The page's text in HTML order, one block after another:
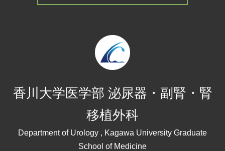
香川大学医学部 泌尿器・副腎・腎
移植外科
Department of Urology , Kagawa University Graduate
School of Medicine